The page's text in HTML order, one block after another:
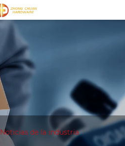
Noticias de la industria